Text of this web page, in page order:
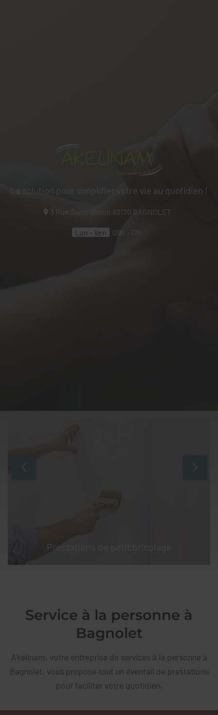
La solution pour simplifier votre vie au quotidien !
3 Rue Saint Simon 93170 BAGNOLET
Lun - Ven 09h - 17h
Service à la personne à
Bagnolet
Akelinam, votre entreprise de services à la personne à
Bagnolet, vous propose tout un éventail de prestations
pour faciliter votre quotidien.
Prestations de petit bricolage